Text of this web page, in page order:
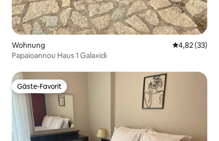
Wohnung
4,82 (33)
Papaioannou Haus 1 Galaxidi
Gäste-Favorit
Gäste-Favorit